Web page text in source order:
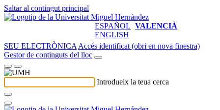
Saltar al contingut principal
ESPAÑOL VALENCIÀ
ENGLISH
SEU ELECTRÒNICA Accés identificat (obri en nova finestra)
Gestor de continguts del lloc
Introdueix la teua cerca